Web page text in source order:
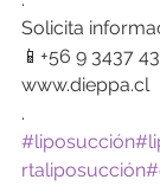
Solicita
📱+56 9 3437
www.dieppa.cl
.
#liposucción
rtaliposucción